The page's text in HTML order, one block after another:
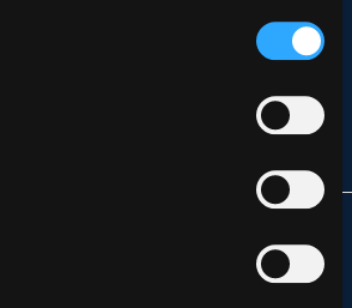
w naszym
oświadczeniu o
DOTYCZĄCE ROZSTRZYGANIA SPORÓW